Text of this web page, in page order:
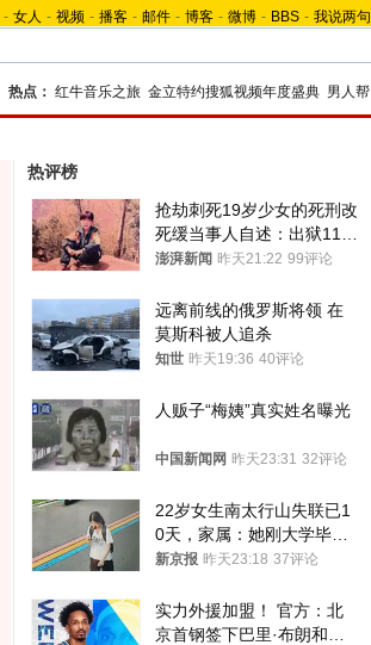
- 女人 - 视频 - 播客 - 邮件 - 博客 - 微博 - BBS - 我说两句
热点： 红牛音乐之旅 金立特约搜狐视频年度盛典 男人帮
热评榜
抢劫刺死19岁少女的死刑改
死缓当事人自述：出狱11年
间始终刻意躲避被害人家属
澎湃新闻 昨天21:22 99评论
远离前线的俄罗斯将领 在
莫斯科被人追杀
知世 昨天19:36 40评论
人贩子“梅姨”真实姓名曝光
中国新闻网 昨天23:31 32评论
22岁女生南太行山失联已1
0天，家属：她刚大学毕业
想到山里旅行
新京报 昨天23:18 37评论
实力外援加盟！ 官方：北
京首钢签下巴里·布朗和桑